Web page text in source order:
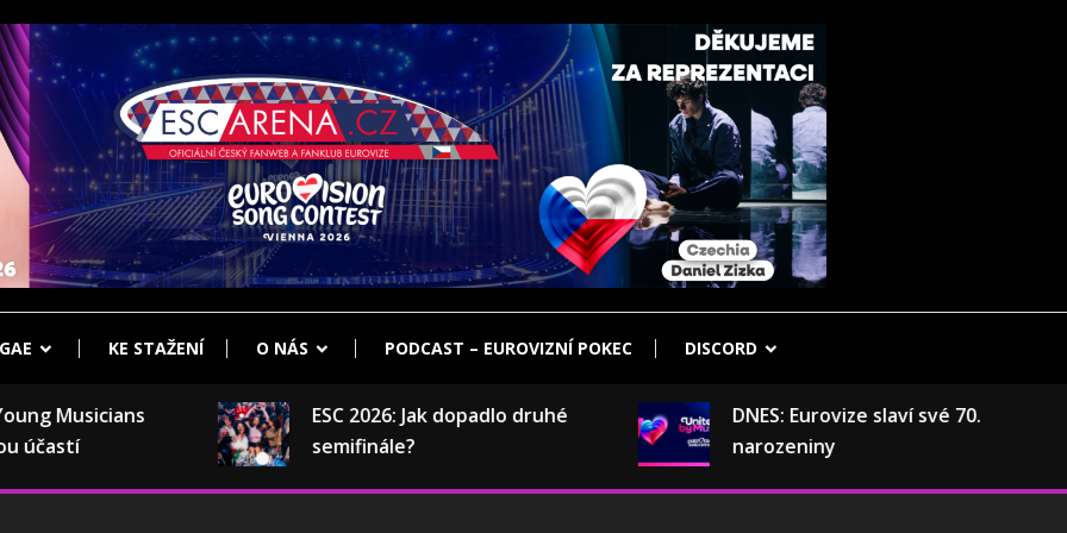
KE STAŽENÍ O NÁS PODCAST – EUROVIZNÍ POKEC DISCORD
Musicians
ESC 2026: Jak dopadlo druhé
semifinále?
DNES: Eurovize slaví své 70.
narozeniny